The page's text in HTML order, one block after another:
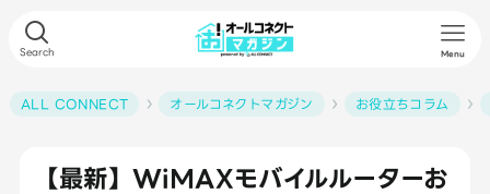
Search Menu
ALL CONNECT オールコネクトマガジン お役立ちコラム
【最新】WiMAXモバイルルーターお